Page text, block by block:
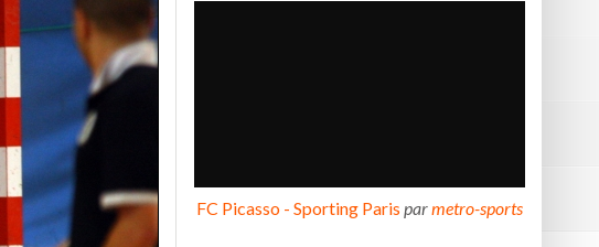
BOURGOIN
FC Picasso - Sporting Paris parmetro-sports